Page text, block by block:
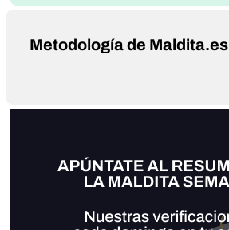
Metodología de Maldita.es